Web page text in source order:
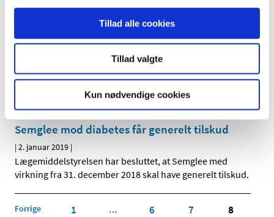
Tillad alle cookies
Tillad valgte
Kun nødvendige cookies
en interessent til sine drøftelser af tilskudsstatus for…
Genopslag: Ledig bevilling til Hjørring Svane
|
Bevillingen til at drive Hjørring Svane Apotek er ledig pr. 1.
Semglee mod diabetes får generelt tilskud
| 2. januar 2019 |
Lægemiddelstyrelsen har besluttet, at Semglee med
virkning fra 31. december 2018 skal have generelt tilskud.
Forrige 1 … 6 7 8